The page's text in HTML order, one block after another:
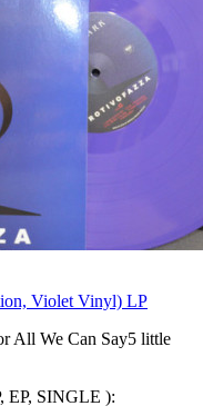
Violet Vinyl) LP
All We Can Say5 little
EP, SINGLE ):